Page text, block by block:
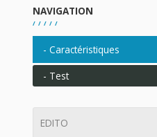
NAVIGATION
Caractéristiques
Test
EDITO